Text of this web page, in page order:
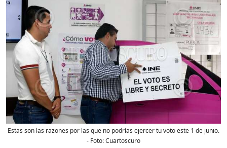
Estas son las razones por las que no podrías ejercer tu voto este 1 de junio.
- Foto:Cuartoscuro